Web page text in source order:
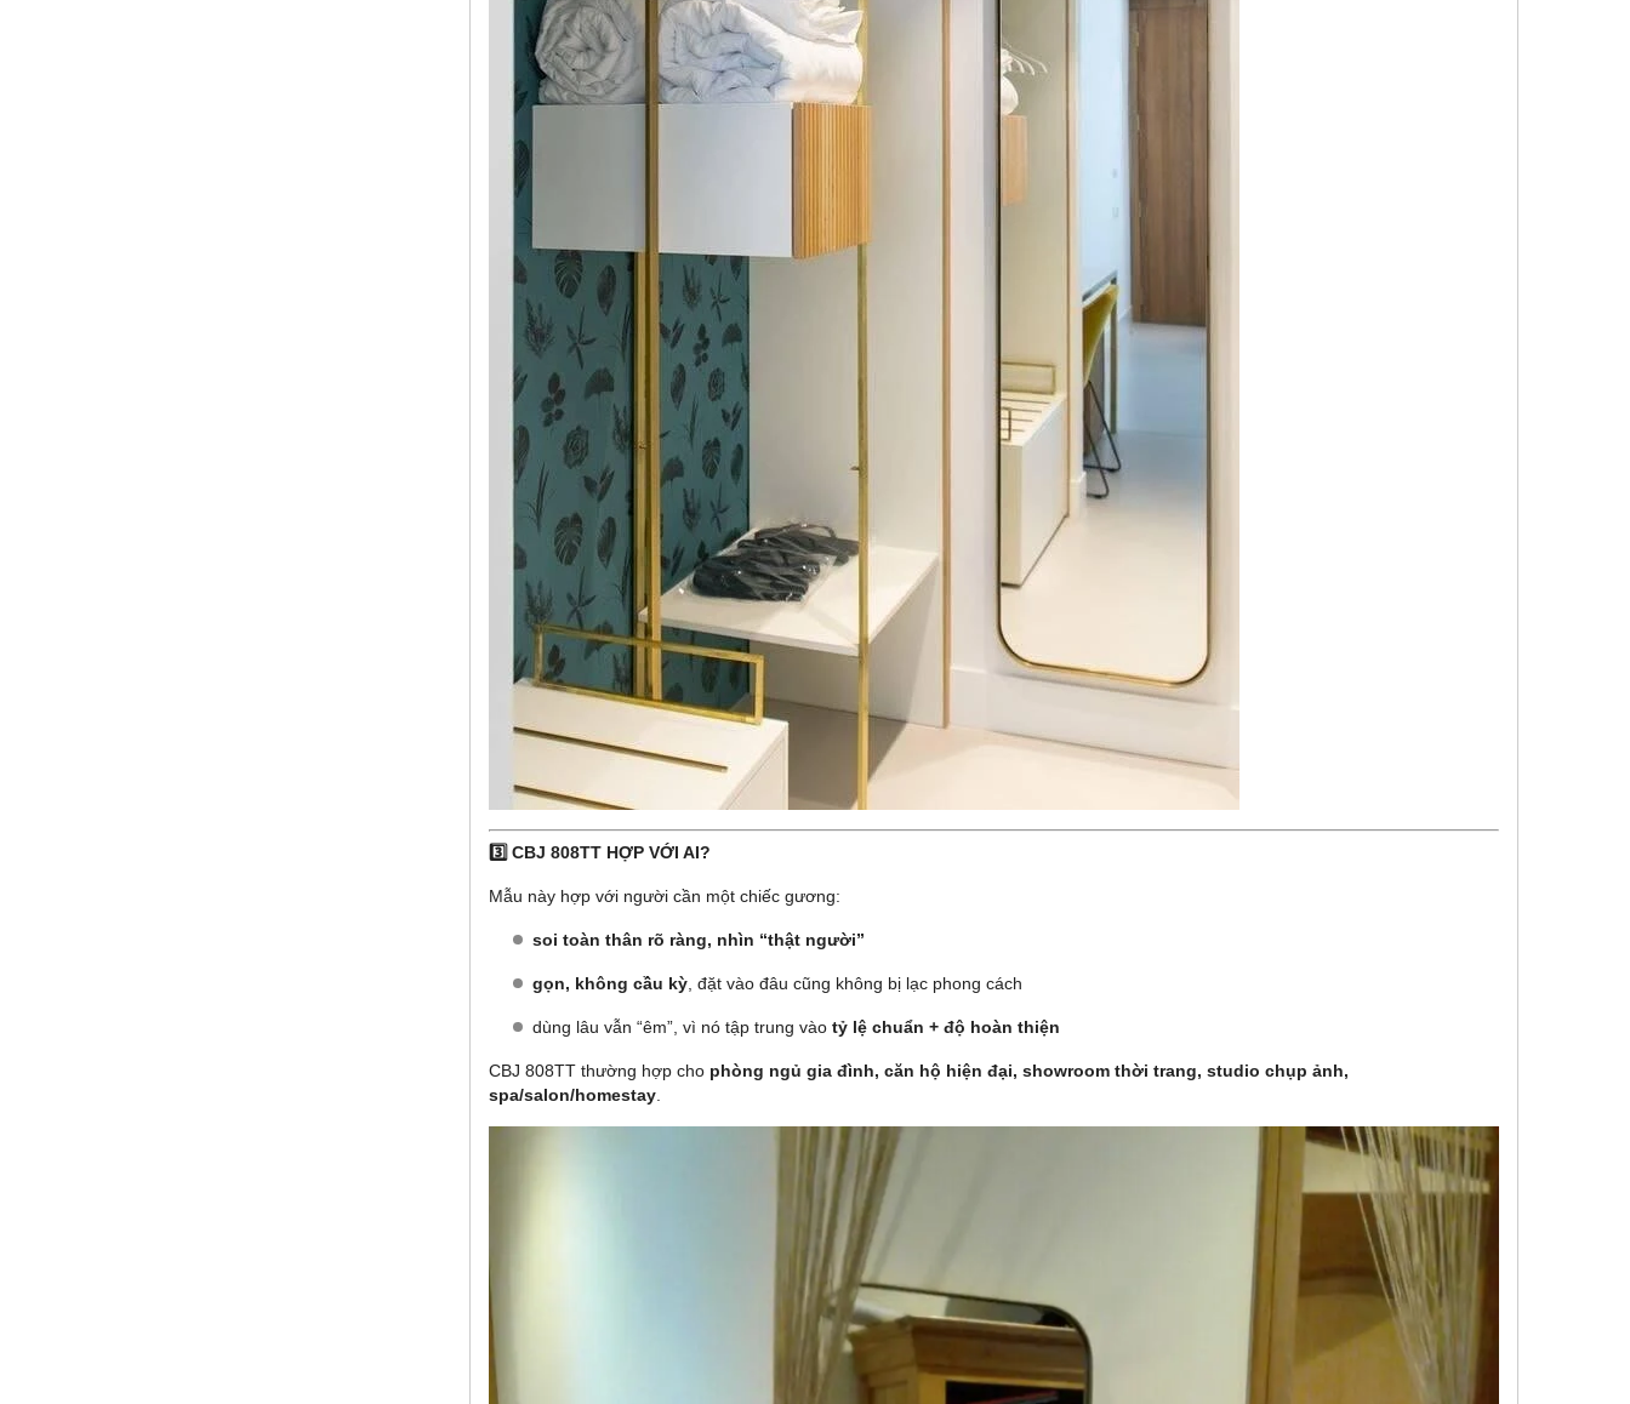
3️⃣ CBJ 808TT HỢP VỚI AI?
Mẫu này hợp với người cần một chiếc gương:
soi toàn thân rõ ràng, nhìn “thật người”
gọn, không cầu kỳ , đặt vào đâu cũng không bị lạc phong cách
dùng lâu vẫn “êm”, vì nó tập trung vào tỷ lệ chuẩn + độ hoàn thiện
CBJ 808TT thường hợp cho phòng ngủ gia đình, căn hộ hiện đại, showroom thời trang, studio chụp ảnh,
spa/salon/homestay